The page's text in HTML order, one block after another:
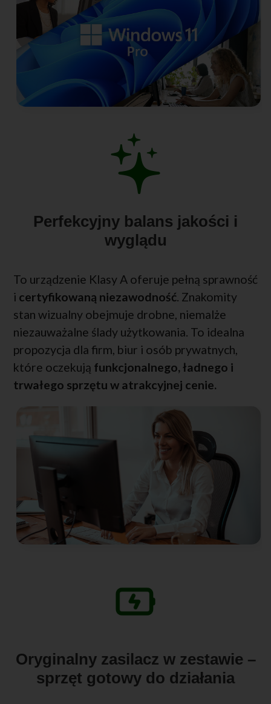
Perfekcyjny balans jakości i
wyglądu
To urządzenie Klasy A oferuje pełną sprawność
i certyfikowaną niezawodność. Znakomity
stan wizualny obejmuje drobne, niemalże
niezauważalne ślady użytkowania. To idealna
propozycja dla firm, biur i osób prywatnych,
które oczekują funkcjonalnego, ładnego i
trwałego sprzętu w atrakcyjnej cenie.
Oryginalny zasilacz w zestawie –
sprzęt gotowy do działania